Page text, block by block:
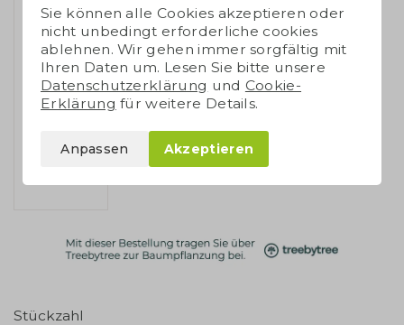
Stückzahl
Sie können alle Cookies akzeptieren oder
nicht unbedingt erforderliche cookies
ablehnen. Wir gehen immer sorgfältig mit
Ihren Daten um. Lesen Sie bitte unsere
Datenschutzerklärung und Cookie-
Erklärung für weitere Details.
Anpassen Akzeptieren